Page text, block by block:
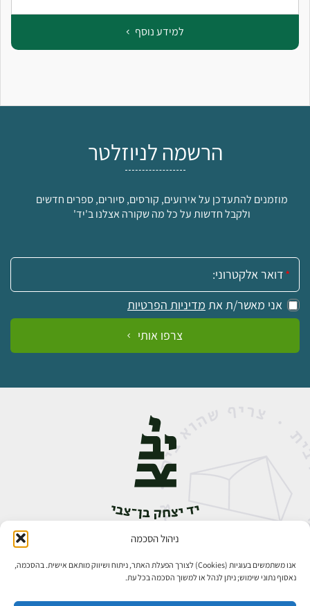
ניהול הסכמה
אנו משתמשים בעוגיות (Cookies) לצורך הפעלת האתר, ניתוח ושיווק מותאם אישית. בהסכמה,
נאסוף נתוני שימוש; ניתן לנהל או למשוך הסכמה בכל עת.
למידע נוסף
הרשמה לניוזלטר
מוזמנים להתעדכן על אירועים, קורסים, סיורים, ספרים חדשים
ולקבל חדשות על כל מה שקורה אצלנו ב'יד'
אימייל:
אני מאשר/ת את מדיניות הפרטיות
צרפו אותי
אבן גבירול 14, רחביה, ירושלים